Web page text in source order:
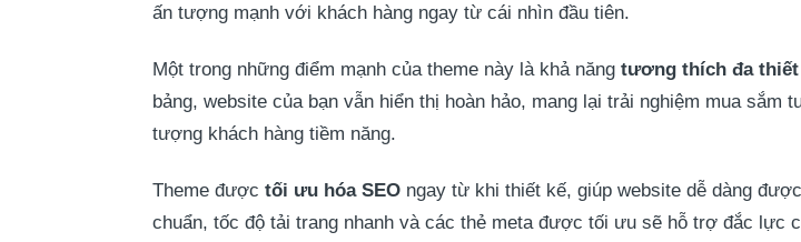
ấn tượng mạnh với khách hàng ngay từ cái nhìn đầu tiên.
Một trong những điểm mạnh của theme này là khả năng tương thích đa
bảng, website của bạn vẫn hiển thị hoàn hảo, mang lại trải nghiệm mua
tượng khách hàng tiềm năng.
Theme được tối ưu hóa SEO ngay từ khi thiết kế, giúp website dễ dàng
chuẩn, tốc độ tải trang nhanh và các thẻ meta được tối ưu sẽ hỗ trợ đắc lực